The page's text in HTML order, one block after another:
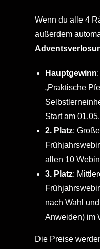
Wenn du alle 4
außerdem
Hauptgewinn
„Praktische
Start am
2. Platz:
allen 10
3. Platz:
nach Wahl
Anweiden) im
Die Preise